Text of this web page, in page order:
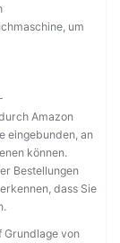
um
Amazon
eingebunden, an
können.
Bestellungen
dass Sie
Grundlage von